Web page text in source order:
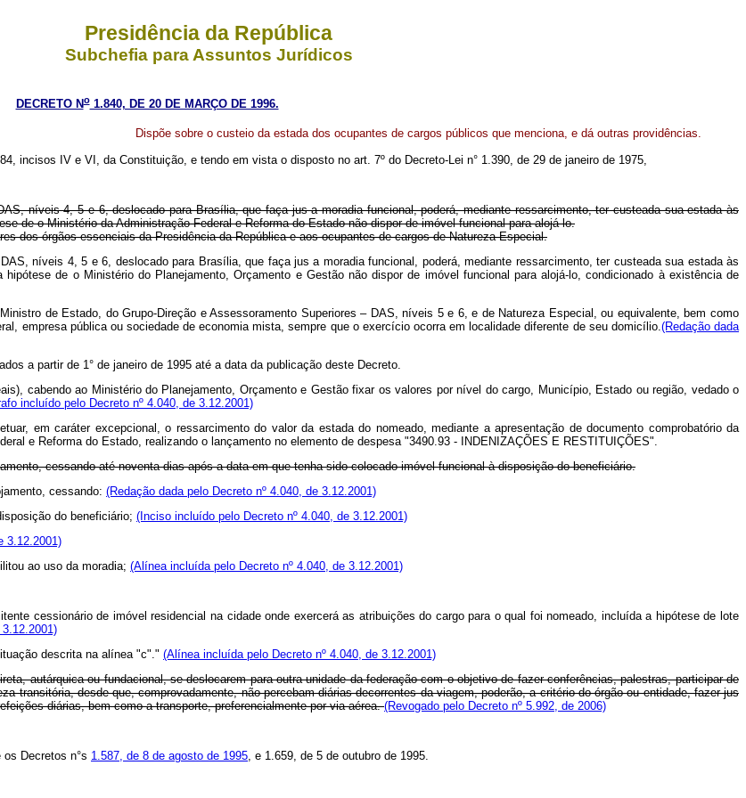
Presidência da República
Subchefia para Assuntos Jurídicos
DECRETO No1.840, DE 20 DE MARÇO DE 1996.
Dispõe sobre o custeio da estada dos ocupantes de cargos públicos que menciona, e dá outras providências.
incisos IV e VI, da Constituição, e tendo em vista o disposto no art. 7º do Decreto-Lei n° 1.390, de 29 de janeiro de 1975,
níveis 4, 5 e 6, deslocado para Brasília, que faça jus a moradia funcional, poderá, mediante ressarcimento, ter custeada sua estada às
de o Ministério da Administração Federal e Reforma do Estado não dispor de imóvel funcional para alojá-lo.
dos órgãos essenciais da Presidência da República e aos ocupantes de cargos de Natureza Especial.
níveis 4, 5 e 6, deslocado para Brasília, que faça jus a moradia funcional, poderá, mediante ressarcimento, ter custeada sua estada às
de o Ministério do Planejamento, Orçamento e Gestão não dispor de imóvel funcional para alojá-lo, condicionado à existência de
de Estado, do Grupo-Direção e Assessoramento Superiores – DAS, níveis 5 e 6, e de Natureza Especial, ou equivalente, bem como
empresa pública ou sociedade de economia mista, sempre que o exercício ocorra em localidade diferente de seu domicílio.(Redação dada
a partir de 1° de janeiro de 1995 até a data da publicação deste Decreto.
cabendo ao Ministério do Planejamento, Orçamento e Gestão fixar os valores por nível do cargo, Município, Estado ou região, vedado o
incluído pelo Decreto nº 4.040, de 3.12.2001)
em caráter excepcional, o ressarcimento do valor da estada do nomeado, mediante a apresentação de documento comprobatório da
e Reforma do Estado, realizando o lançamento no elemento de despesa "3490.93 - INDENIZAÇÕES E RESTITUIÇÕES".
cessando até noventa dias após a data em que tenha sido colocado imóvel funcional à disposição do beneficiário.
cessando: (Redação dada pelo Decreto nº 4.040, de 3.12.2001)
do beneficiário; (Inciso incluído pelo Decreto nº 4.040, de 3.12.2001)
3.12.2001)
ao uso da moradia; (Alínea incluída pelo Decreto nº 4.040, de 3.12.2001)
cessionário de imóvel residencial na cidade onde exercerá as atribuições do cargo para o qual foi nomeado, incluída a hipótese de lote
descrita na alínea "c"." (Alínea incluída pelo Decreto nº 4.040, de 3.12.2001)
autárquica ou fundacional, se deslocarem para outra unidade da federação com o objetivo de fazer conferências, palestras, participar de
transitória, desde que, comprovadamente, não percebam diárias decorrentes da viagem, poderão, a critério do órgão ou entidade, fazer jus
diárias, bem como a transporte, preferencialmente por via aérea.(Revogado pelo Decreto nº 5.992, de 2006)
os Decretos n°s 1.587, de 8 de agosto de 1995, e 1.659, de 5 de outubro de 1995.